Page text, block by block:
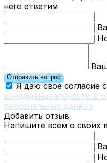
него ответим
Отправить вопрос
Я даю свое согласие с
конфиденциальности в
персональных данных
Добавить отзыв
Напишите всем о своих